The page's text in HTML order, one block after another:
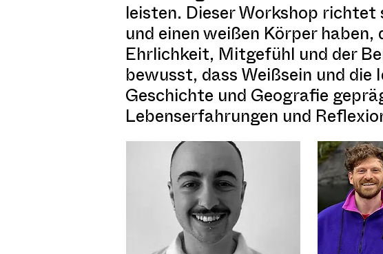
leisten. Dieser Workshop richtet
und einen weißen Körper
Ehrlichkeit, Mitgefühl und der
bewusst, dass Weißsein und
Geschichte und Geografie
Lebenserfahrungen und